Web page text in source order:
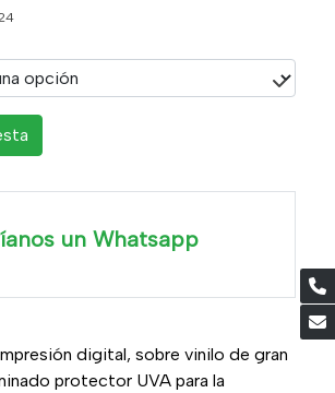
un Whatsapp
digital, sobre vinilo de gran
protector UVA para la